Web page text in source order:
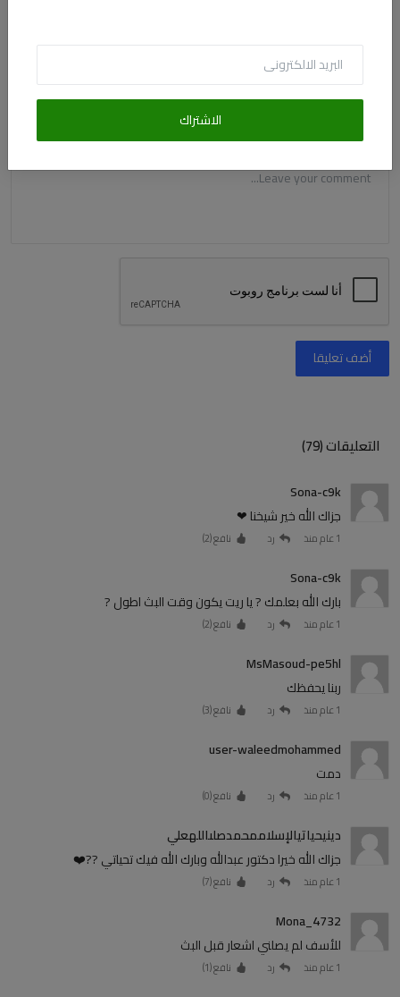
الاشتراك
البريد الالكترونى
التعليق
أضف تعليقا
التعليقات (79)
Sona-c9k
جزاك الله خير شيخنا ❤
1 عام منذ رد نافع (2
)
Sona-c9k
بارك الله بعلمك ? يا ريت يكون وقت البث اطول ?
1 عام منذ رد نافع (2
)
MsMasoud-pe5hl
ربنا يحفظك
1 عام منذ رد نافع (3
)
user-waleedmohammed
دمت
1 عام منذ رد نافع (0
)
دينيحياتيالإسلاممحمدصلىاللهعلي
جزاك الله خيرا دكتور عبدالله وبارك الله فيك تحياتي ??❤️
1 عام منذ رد نافع (7
)
Mona_4732
للأسف لم يصلني اشعار قبل البث
1 عام منذ رد نافع (1
)